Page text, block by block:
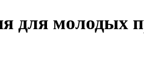
для молодых